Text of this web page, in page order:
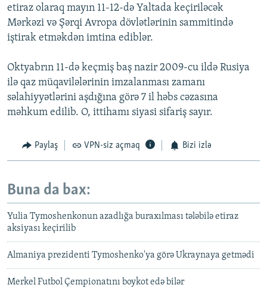
etiraz olaraq mayın 11-12-də Yaltada keçiriləcək
Mərkəzi və Şərqi Avropa dövlətlərinin sammitində
iştirak etməkdən imtina ediblər.
Oktyabrın 11-də keçmiş baş nazir 2009-cu ildə Rusiya
ilə qaz müqavilələrinin imzalanması zamanı
səlahiyyətlərini aşdığına görə 7 il həbs cəzasına
məhkum edilib. O, ittihamı siyasi sifariş sayır.
Paylaş VPN-siz açmaq Bizi izlə
Buna da bax:
Yulia Tymoshenkonun azadlığa buraxılması tələbilə etiraz
aksiyası keçirilib
Almaniya prezidenti Tymoshenko'ya görə Ukraynaya getmədi
Merkel Futbol Çempionatını boykot edə bilər